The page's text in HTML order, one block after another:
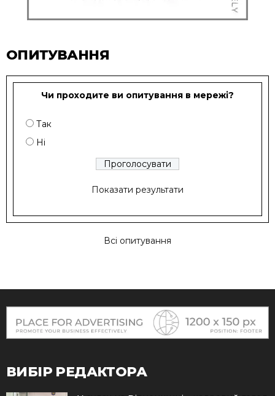
ОПИТУВАННЯ
Чи проходите ви опитування в мережі?
Так
Ні
Показати результати
Всі опитування
ВИБІР РЕДАКТОРА